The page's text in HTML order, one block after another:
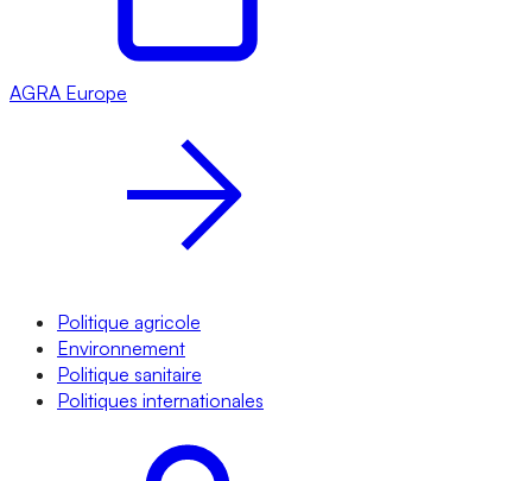
AGRA Europe
Politique agricole
Environnement
Politique sanitaire
Politiques internationales